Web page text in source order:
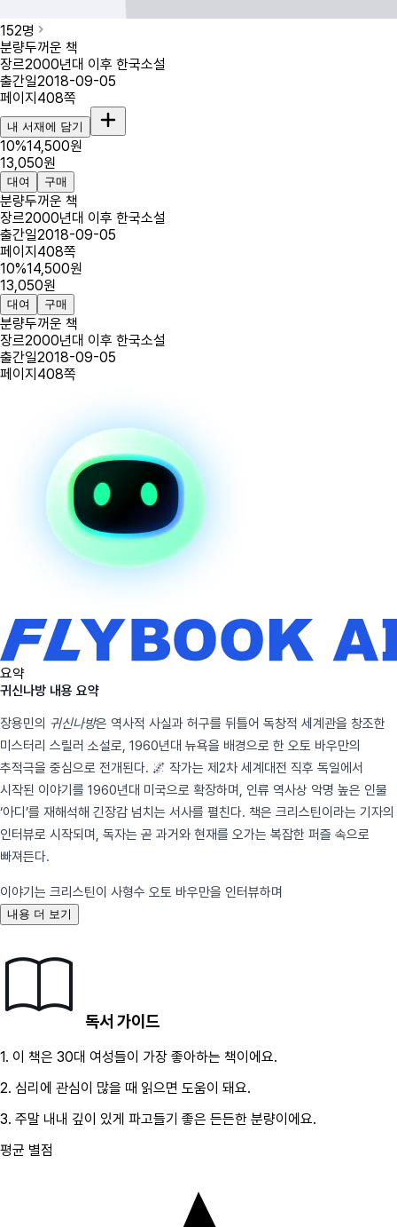
152명
분량두꺼운 책
장르2000년대 이후 한국소설
출간일2018-09-05
페이지 408쪽
내 서재에 담기
10%14,500원
13,050원
대여 구매
분량두꺼운 책
장르2000년대 이후 한국소설
출간일2018-09-05
페이지 408쪽
10%14,500원
13,050원
대여 구매
분량두꺼운 책
장르2000년대 이후 한국소설
출간일2018-09-05
페이지 408쪽
요약
귀신나방 내용 요약
장용민의 귀신나방은 역사적 사실과 허구를 뒤틀어 독창적 세계관을 창조한
미스터리 스릴러 소설로, 1960년대 뉴욕을 배경으로 한 오토 바우만의
추적극을 중심으로 전개된다. 🌌 작가는 제2차 세계대전 직후 독일에서
시작된 이야기를 1960년대 미국으로 확장하며, 인류 역사상 악명 높은 인물
‘아디’를 재해석해 긴장감 넘치는 서사를 펼친다. 책은 크리스틴이라는 기자의
인터뷰로 시작되며, 독자는 곧 과거와 현재를 오가는 복잡한 퍼즐 속으로
빠져든다.
이야기는 크리스틴이 사형수 오토 바우만을 인터뷰하며
내용 더 보기
독서 가이드
1. 이 책은 30대 여성들이 가장 좋아하는 책이에요.
2. 심리 에 관심이 많을 때 읽으면 도움이 돼요.
3. 주말 내내 깊이 있게 파고들기 좋은 든든한 분량이에요.
평균 별점